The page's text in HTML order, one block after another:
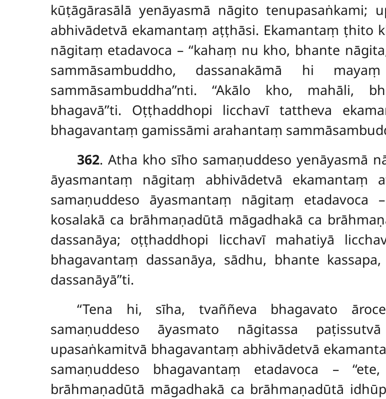
kūṭāgārasālā yenāyasmā nāgito tenupasaṅkami;
abhivādetvā ekamantaṃ aṭṭhāsi. Ekamantaṃ ṭhito
nāgitaṃ etadavoca – ‘‘kahaṃ nu kho, bhante
sammāsambuddho, dassanakāmā hi
sammāsambuddha’’nti. ‘‘Akālo kho, mahāli,
bhagavā’’ti. Oṭṭhaddhopi licchavī tattheva
bhagavantaṃ gamissāmi arahantaṃ
362. Atha kho sīho samaṇuddeso yenāyasmā
āyasmantaṃ nāgitaṃ abhivādetvā
samaṇuddeso āyasmantaṃ nāgitaṃ etadavoca
kosalakā ca brāhmaṇadūtā māgadhakā ca
dassanāya; oṭṭhaddhopi licchavī mahatiyā
bhagavantaṃ dassanāya, sādhu, bhante
dassanāyā’’ti.
‘‘Tena hi, sīha, tvaññeva bhagavato
samaṇuddeso āyasmato nāgitassa
upasaṅkamitvā bhagavantaṃ abhivādetvā
samaṇuddeso bhagavantaṃ etadavoca –
brāhmaṇadūtā māgadhakā ca brāhmaṇadūtā